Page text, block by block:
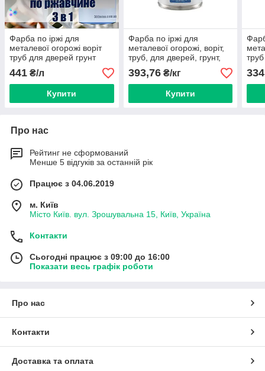
Фарба по іржі для
металевої огорожі воріт
труб для дверей грунт
фарба
441 ₴/л
Купити
Фарба по іржі для
металевої огорожі, воріт,
труб, для дверей, грунт,
фарба
393,76₴/кг
Купити
Про нас
Рейтинг не сформований
Менше 5 відгуків за останній рік
Працює з 04.06.2019
м. Київ
Місто Київ. вул. Зрошувальна 15, Київ, Україна
Контакти
Сьогодні працює з 09:00 до 16:00
Показати весь графік роботи
Про нас
Контакти
Доставка та оплата